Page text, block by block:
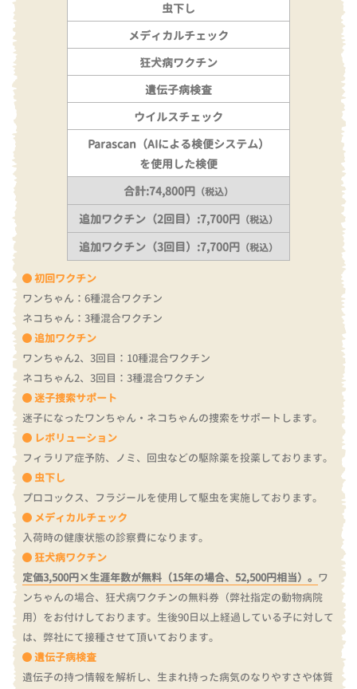
初回ワクチン
ワンちゃん：6種混合ワクチン
ネコちゃん：3種混合ワクチン
追加ワクチン
ワンちゃん2、3回目：10種混合ワクチン
ネコちゃん2、3回目：3種混合ワクチン
迷子捜索サポート
迷子になったワンちゃん・ネコちゃんの捜索をサポートします。
レボリューション
フィラリア症予防、ノミ、回虫などの駆除薬を投薬しております。
虫下し
プロコックス、フラジールを使用して駆虫を実施しております。
メディカルチェック
入荷時の健康状態の診察費になります。
狂犬病ワクチン
定価3,500円×生涯年数が無料（15年の場合、52,500円相当）。 ワ
ンちゃんの場合、狂犬病ワクチンの無料券（弊社指定の動物病院
用）をお付けしております。 生後90日以上経過している子に対して
は、弊社にて接種させて頂いております。
遺伝子病検査
遺伝子の持つ情報を解析し、生まれ持った病気のなりやすさや体質
虫下し
メディカルチェック
狂犬病ワクチン
遺伝子病検査
ウイルスチェック
Parascan（AIによる検便システム）
を使用した検便
合計:74,800円 （税込）
追加ワクチン（2回目）:7,700円 （税込）
追加ワクチン（3回目）:7,700円 （税込）